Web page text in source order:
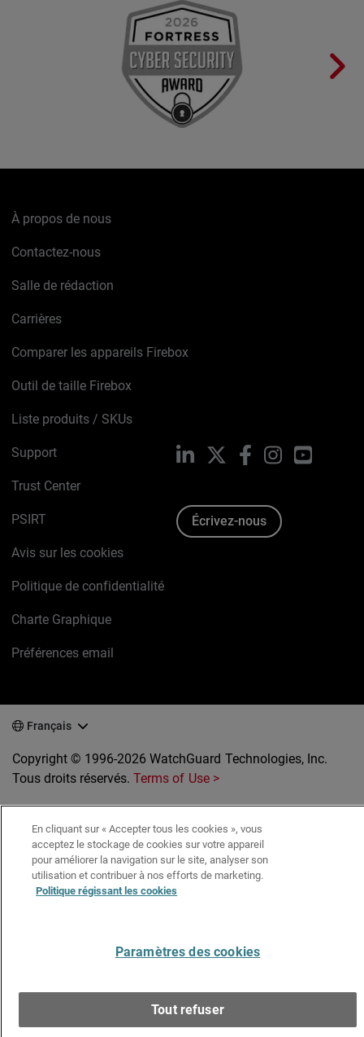
À propos de nous
Contactez-nous
Salle de rédaction
Carrières
Comparer les appareils Firebox
Outil de taille Firebox
Liste produits / SKUs
Support
Trust Center
PSIRT
Avis sur les cookies
Politique de confidentialité
Charte Graphique
Préférences email
LinkedIn FacebookInstagramYouTube
Écrivez-nous
Français
Copyright © 1996-2026 WatchGuard Technologies, Inc.
Tous droits réservés.Terms of Use >
En cliquant sur « Accepter tous les cookies », vous
acceptez le stockage de cookies sur votre appareil
pour améliorer la navigation sur le site, analyser son
utilisation et contribuer à nos efforts de marketing.
Politique régissant les cookies
Paramètres des cookies
Tout refuser